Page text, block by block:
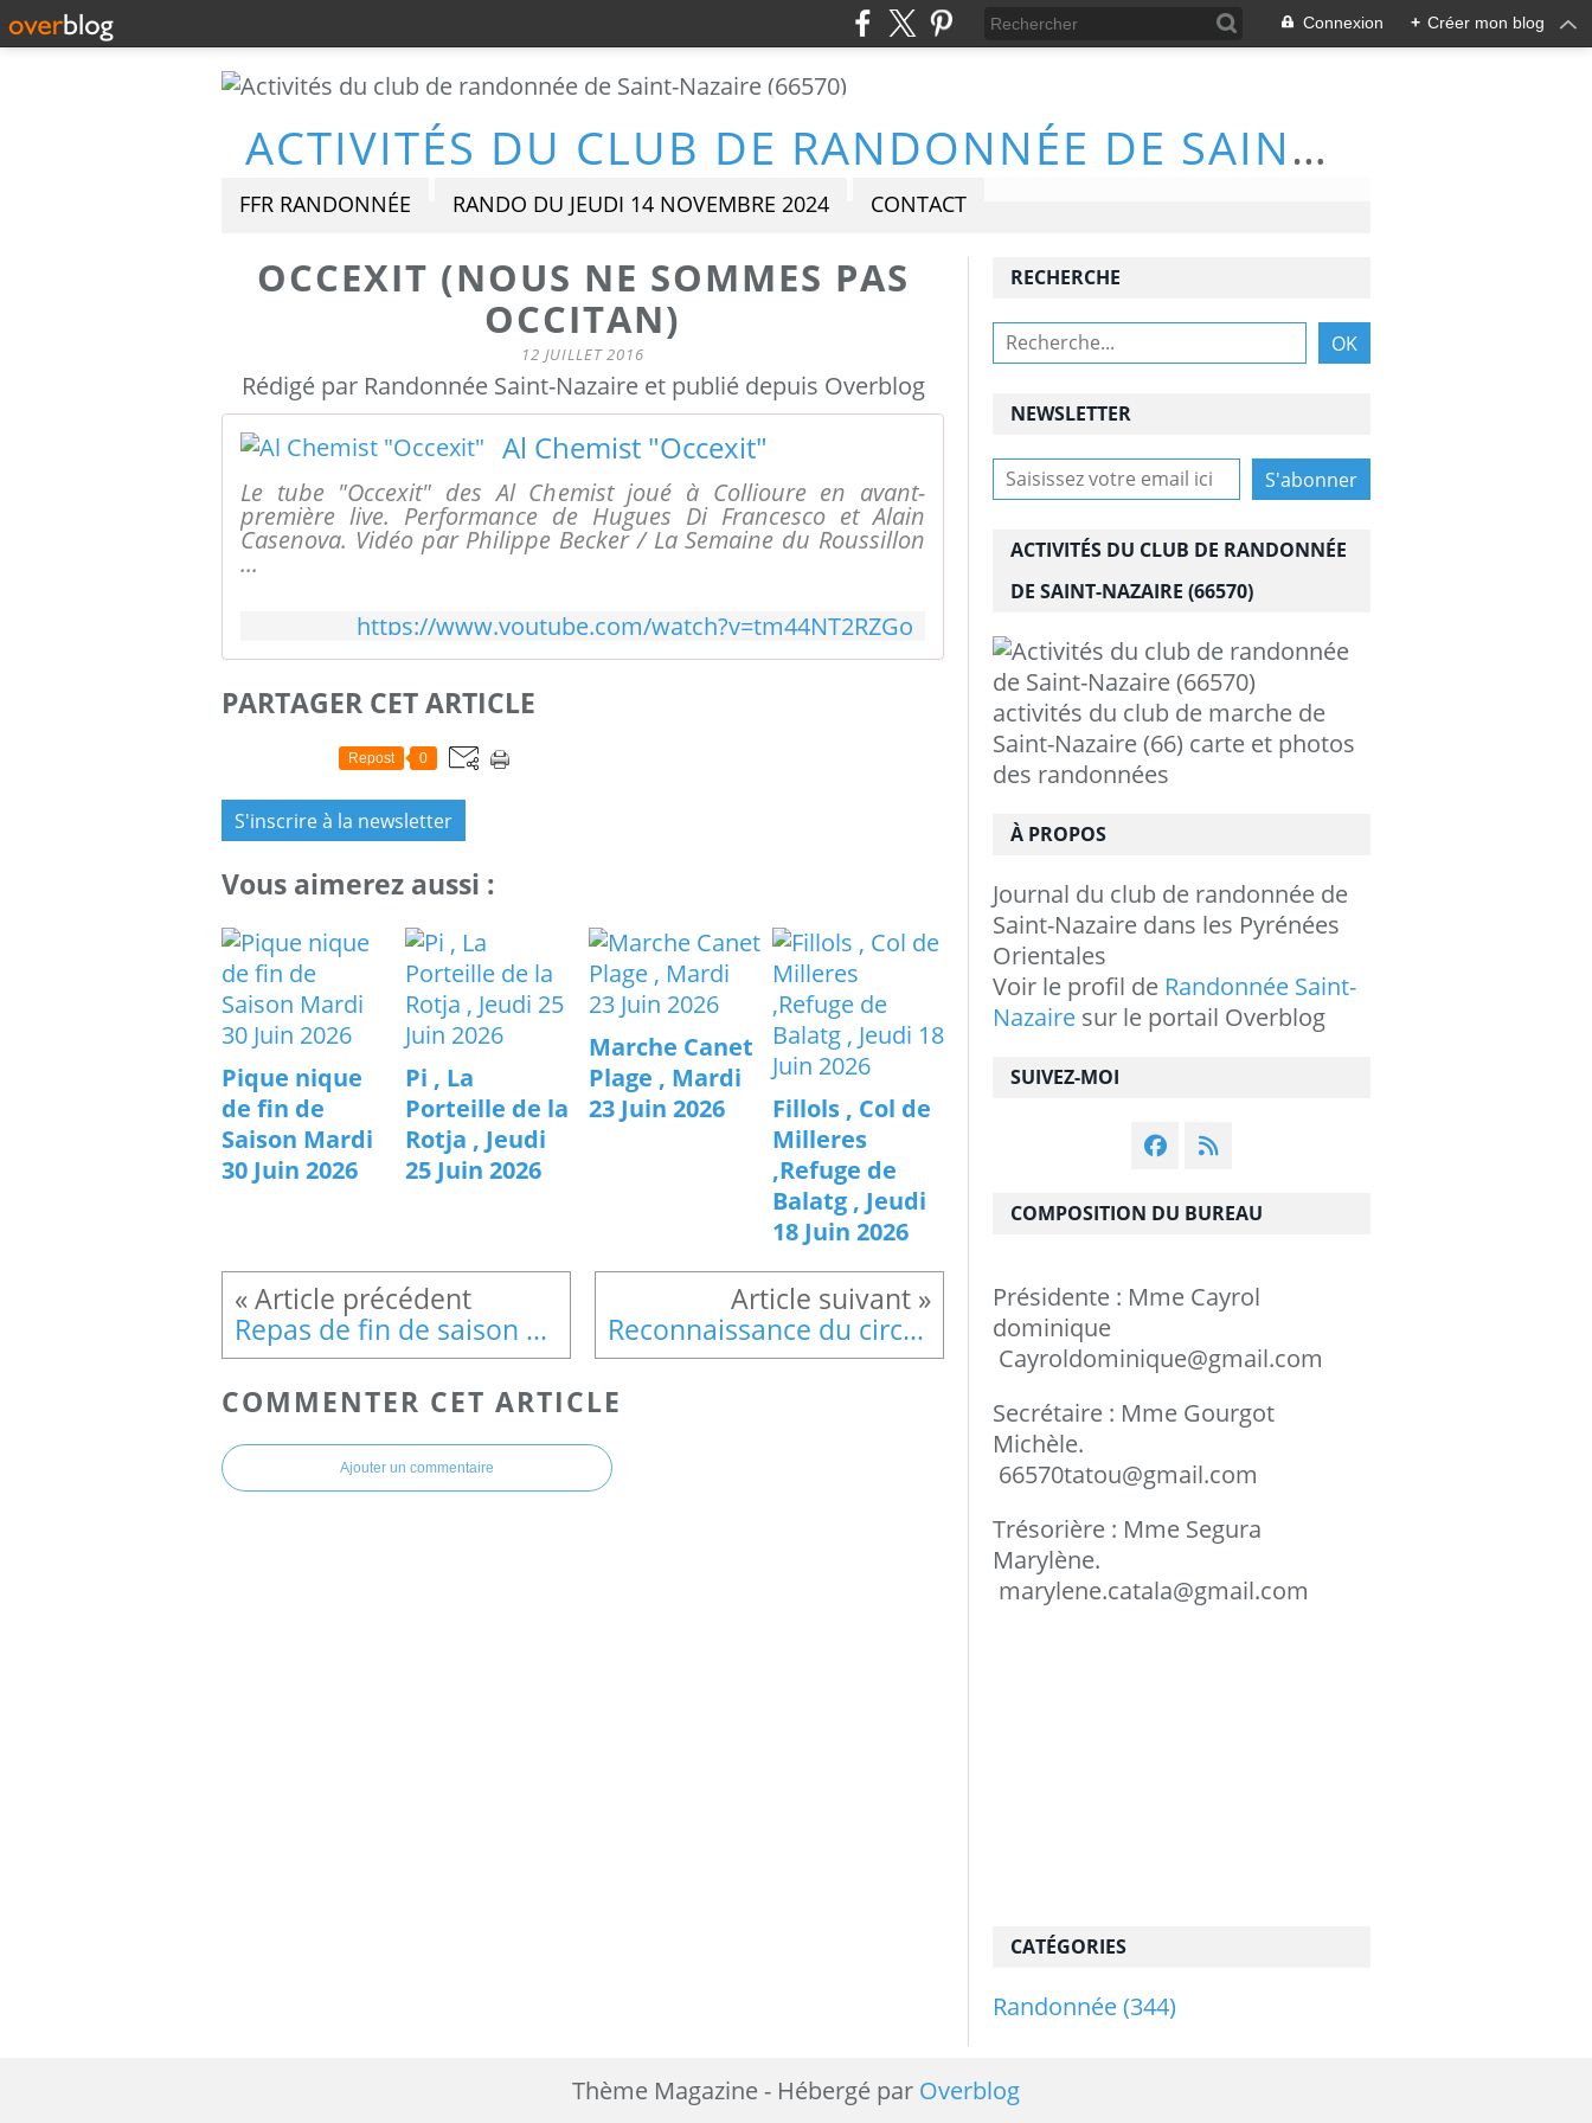
Connexion + Créer mon blog
ACTIVITÉS DU CLUB DE RANDONNÉE DE SAINT-NAZAIRE (66570)
FFR RANDONNÉE RANDO DU JEUDI 14 NOVEMBRE 2024 CONTACT
OCCEXIT (NOUS NE SOMMES PAS
OCCITAN)
12 JUILLET 2016
Rédigé par Randonnée Saint-Nazaire et publié depuis Overblog
Al Chemist "Occexit"
Le tube "Occexit" des Al Chemist joué à Collioure en avant-
première live. Performance de Hugues Di Francesco et Alain
Casenova. Vidéo par Philippe Becker / La Semaine du Roussillon
...
https://www.youtube.com/watch?v=tm44NT2RZGo
PARTAGER CET ARTICLE
Repost 0
S'inscrire à la newsletter
Vous aimerez aussi :
Pique nique
de fin de
Saison Mardi
30 Juin 2026
Pi , La
Porteille de la
Rotja , Jeudi
25 Juin 2026
Marche Canet
Plage , Mardi
23 Juin 2026
Fillols , Col de
Milleres
,Refuge de
Balatg , Jeudi
18 Juin 2026
Repas de fin de saison 9juillet 2016 Reconnaissance du circuit Jujols 17 juillet 2016 IBP=71
COMMENTER CET ARTICLE
Ajouter un commentaire
NEWSLETTER
SUIVEZ-MOI
RECHERCHE
ACTIVITÉS DU CLUB DE RANDONNÉE
DE SAINT-NAZAIRE (66570)
activités du club de marche de
Saint-Nazaire (66) carte et photos
des randonnées
À PROPOS
Journal du club de randonnée de
Saint-Nazaire dans les Pyrénées
Orientales
Voir le profil de Randonnée Saint-
Nazaire sur le portail Overblog
CATÉGORIES
Randonnée(344)
COMPOSITION DU BUREAU
Présidente : Mme Cayrol
dominique
Cayroldominique@gmail.com
Secrétaire : Mme Gourgot
Michèle.
66570tatou@gmail.com
Trésorière : Mme Segura
Marylène.
marylene.catala@gmail.com
Thème Magazine - Hébergé par Overblog